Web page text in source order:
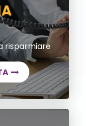
risparmiare